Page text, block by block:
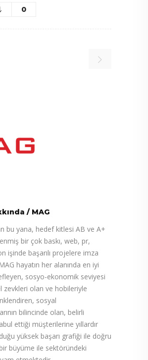
0
/ MAG
bu yana, hedef kitlesi AB ve A+
bir çok baskı, web, pr,
işinde başarılı projelere imza
hayatın her alanında en iyi
sosyo-ekonomik seviyesi
zevkleri olan ve hobileriyle
sosyal
bilincinde olan, belirli
ettiği müşterilerine yıllardır
yüksek başarı grafiği ile doğru
büyüme ile sektöründeki